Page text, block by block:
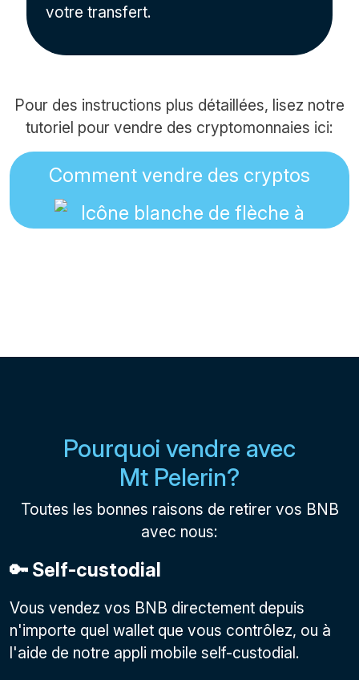
votre transfert.
Pour des instructions plus détaillées, lisez notre
tutoriel pour vendre des cryptomonnaies ici:
Comment vendre des cryptos
Pourquoi vendre avec
Mt Pelerin?
Toutes les bonnes raisons de retirer vos BNB
avec nous:
🔑 Self-custodial
Vous vendez vos BNB directement depuis
n'importe quel wallet que vous contrôlez, ou à
l'aide de notre appli mobile self-custodial.